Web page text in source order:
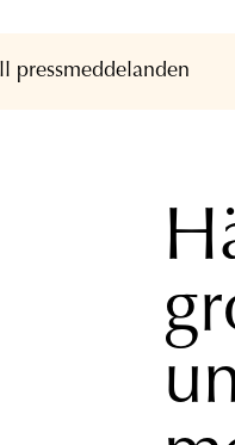
pressmeddelanden